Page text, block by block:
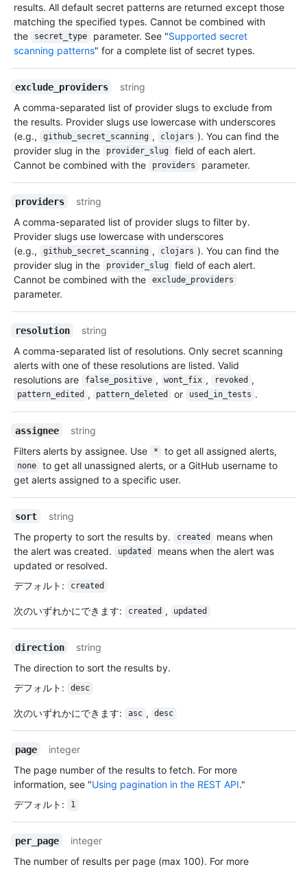
results. All default secret patterns are returned except those
matching the specified types. Cannot be combined with
the
secret_type parameter. See "Supported secret
scanning patterns" for a complete list of secret types.
exclude_providers
string
A comma-separated list of provider slugs to exclude from
the results. Provider slugs use lowercase with underscores
(e.g.,
github_secret_scanning , clojars ). You can find the
provider slug in the
provider_slug
field of each alert.
Cannot be combined with the
providers parameter.
providers
string
A comma-separated list of provider slugs to filter by.
Provider slugs use lowercase with underscores
(e.g.,
github_secret_scanning , clojars ). You can find the
provider slug in the
provider_slug
field of each alert.
Cannot be combined with the
exclude_providers
parameter.
resolution
string
A comma-separated list of resolutions. Only secret scanning
alerts with one of these resolutions are listed. Valid
resolutions are
false_positive , wont_fix , revoked ,
pattern_edited , pattern_deleted or used_in_tests .
assignee
string
Filters alerts by assignee. Use
* to get all assigned alerts,
none
to get all unassigned alerts, or a GitHub username to
get alerts assigned to a specific user.
sort
string
The property to sort the results by.
created
means when
the alert was created.
updated
means when the alert was
updated or resolved.
デフォルト : created
次のいずれかにできます: created , updated
direction
string
The direction to sort the results by.
デフォルト : desc
次のいずれかにできます: asc , desc
page
integer
The page number of the results to fetch. For more
information, see "Using pagination in the REST API."
デフォルト : 1
per_page
integer
The number of results per page (max 100). For more